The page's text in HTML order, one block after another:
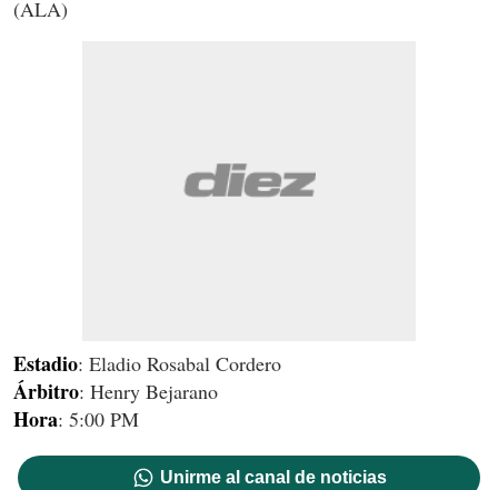
(ALA)
Estadio: Eladio Rosabal Cordero
Árbitro: Henry Bejarano
Hora: 5:00 PM
Unirme al canal de noticias